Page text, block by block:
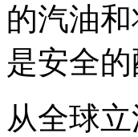
的汽油
是安全
从全球